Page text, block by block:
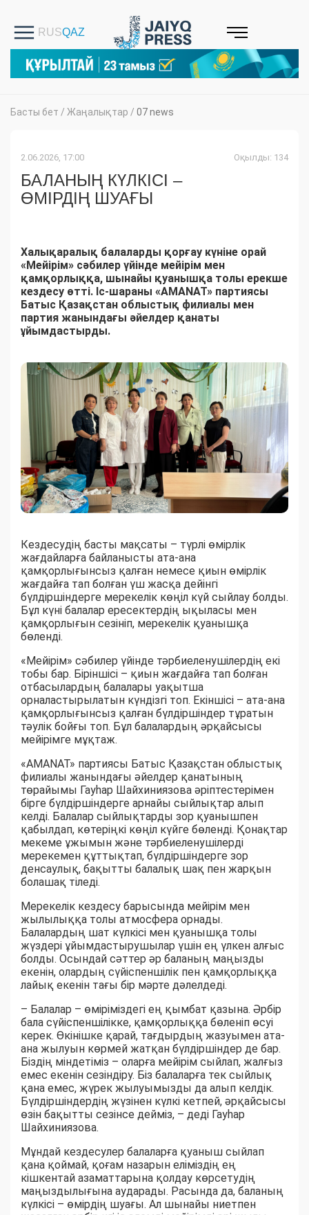
Басты бет / Жаңалықтар / 07 news
2.06.2026, 17:00 Оқылды: 134
БАЛАНЫҢ КҮЛКІСІ –
ӨМІРДІҢ ШУАҒЫ
Халықаралық балаларды қорғау күніне орай
«Мейірім» сәбилер үйінде мейірім мен
қамқорлыққа, шынайы қуанышқа толы ерекше
кездесу өтті. Іс-шараны «AMANAT» партиясы
Батыс Қазақстан облыстық филиалы мен
партия жанындағы әйелдер қанаты
ұйымдастырды.
Кездесудің басты мақсаты – түрлі өмірлік
жағдайларға байланысты ата-ана
қамқорлығынсыз қалған немесе қиын өмірлік
жағдайға тап болған үш жасқа дейінгі
бүлдіршіндерге мерекелік көңіл күй сыйлау болды.
Бұл күні балалар ересектердің ықыласы мен
қамқорлығын сезініп, мерекелік қуанышқа
бөленді.
«Мейірім» сәбилер үйінде тәрбиеленушілердің екі
тобы бар. Біріншісі – қиын жағдайға тап болған
отбасылардың балалары уақытша
орналастырылатын күндізгі топ. Екіншісі – ата-ана
қамқорлығынсыз қалған бүлдіршіндер тұратын
тәулік бойғы топ. Бұл балалардың әрқайсысы
мейірімге мұқтаж.
«AMANAT» партиясы Батыс Қазақстан облыстық
филиалы жанындағы әйелдер қанатының
төрайымы Гауһар Шайхиниязова әріптестерімен
бірге бүлдіршіндерге арнайы сыйлықтар алып
келді. Балалар сыйлықтарды зор қуанышпен
қабылдап, көтеріңкі көңіл күйге бөленді. Қонақтар
мекеме ұжымын және тәрбиеленушілерді
мерекемен құттықтап, бүлдіршіндерге зор
денсаулық, бақытты балалық шақ пен жарқын
болашақ тіледі.
Мерекелік кездесу барысында мейірім мен
жылылыққа толы атмосфера орнады.
Балалардың шат күлкісі мен қуанышқа толы
жүздері ұйымдастырушылар үшін ең үлкен алғыс
болды. Осындай сәттер әр баланың маңызды
екенін, олардың сүйіспеншілік пен қамқорлыққа
лайық екенін тағы бір мәрте дәлелдеді.
– Балалар – өміріміздегі ең қымбат қазына. Әрбір
бала сүйіспеншілікке, қамқорлыққа бөленіп өсуі
керек. Өкінішке қарай, тағдырдың жазуымен ата-
ана жылуын көрмей жатқан бүлдіршіндер де бар.
Біздің міндетіміз – оларға мейірім сыйлап, жалғыз
емес екенін сезіндіру. Біз балаларға тек сыйлық
қана емес, жүрек жылуымызды да алып келдік.
Бүлдіршіндердің жүзінен күлкі кетпей, әрқайсысы
өзін бақытты сезінсе дейміз, – деді Гауһар
Шайхиниязова.
Мұндай кездесулер балаларға қуаныш сыйлап
қана қоймай, қоғам назарын еліміздің ең
кішкентай азаматтарына қолдау көрсетудің
маңыздылығына аударады. Расында да, баланың
күлкісі – өмірдің шуағы. Ал шынайы ниетпен